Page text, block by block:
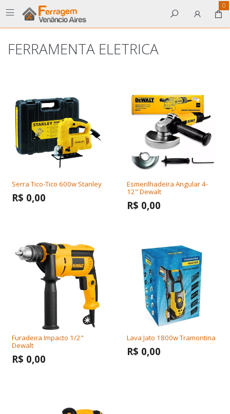
0
FERRAMENTA ELETRICA
Serra Tico-Tico 600w Stanley
R$ 0,00
Esmerilhadeira Angular 4-
12" Dewalt
R$ 0,00
Furadeira Impacto 1/2"
Dewalt
R$ 0,00
Lava Jato 1800w Tramontina
R$ 0,00